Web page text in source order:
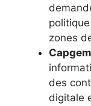
zones
des
digitale